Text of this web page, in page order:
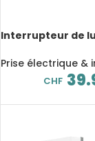
Interrupteur de
WiFi, application
Tuya, Alexa
Prise électrique &
CHF